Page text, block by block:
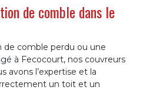
de comble dans le
de comble perdu ou une
à Fecocourt, nos couvreurs
avons l’expertise et la
un toit et un